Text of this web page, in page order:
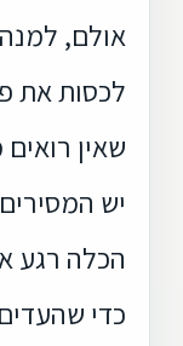
אולם,
לכסות את
שאין
יש
הכלה רגע
כדי